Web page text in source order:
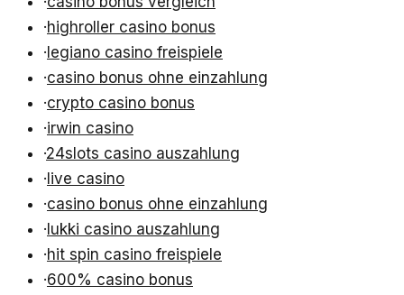
·highroller casino bonus
· legiano casino freispiele
·casino bonus ohne einzahlung
·crypto casino bonus
·irwin casino
·24slots casino auszahlung
· live casino
·casino bonus ohne einzahlung
· lukki casino auszahlung
·hit spin casino freispiele
·600% casino bonus